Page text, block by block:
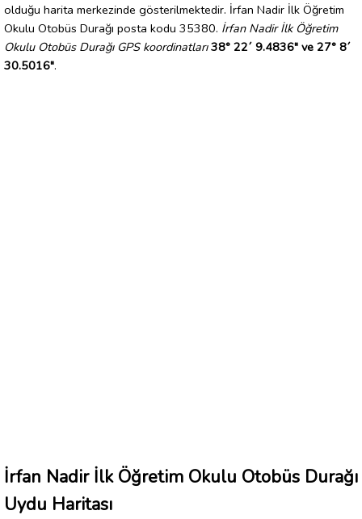
olduğu harita merkezinde gösterilmektedir. İrfan Nadir İlk Öğretim
Okulu Otobüs Durağı posta kodu 35380. İrfan Nadir İlk Öğretim
Okulu Otobüs Durağı GPS koordinatları 38° 22´ 9.4836" ve 27° 8´
30.5016".
İrfan Nadir İlk Öğretim Okulu Otobüs Durağı
Uydu Haritası